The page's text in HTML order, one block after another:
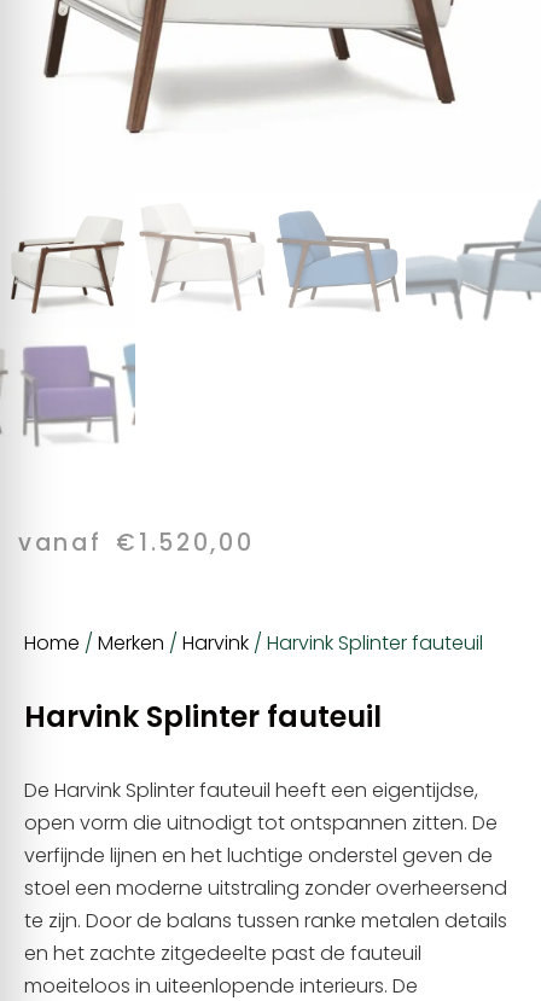
vanaf €1.520,00
Home /Merken /Harvink / Harvink Splinter fauteuil
Harvink Splinter fauteuil
De Harvink Splinter fauteuil heeft een eigentijdse,
open vorm die uitnodigt tot ontspannen zitten. De
verfijnde lijnen en het luchtige onderstel geven de
stoel een moderne uitstraling zonder overheersend
te zijn. Door de balans tussen ranke metalen details
en het zachte zitgedeelte past de fauteuil
moeiteloos in uiteenlopende interieurs. De